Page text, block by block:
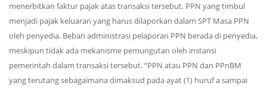
menerbitkan faktur pajak atas transaksi tersebut. PPN yang timbul
menjadi pajak keluaran yang harus dilaporkan dalam SPT Masa PPN
oleh penyedia. Beban administrasi pelaporan PPN berada di penyedia,
meskipun tidak ada mekanisme pemungutan oleh instansi
pemerintah dalam transaksi tersebut. “PPN atau PPN dan PPnBM
yang terutang sebagaimana dimaksud pada ayat (1) huruf a sampai